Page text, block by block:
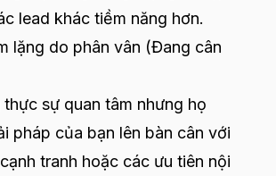
lead khác tiềm năng hơn.
lặng do phân vân (Đang cân
thực sự quan tâm nhưng họ
pháp của bạn lên bàn cân với
tranh hoặc các ưu tiên nội